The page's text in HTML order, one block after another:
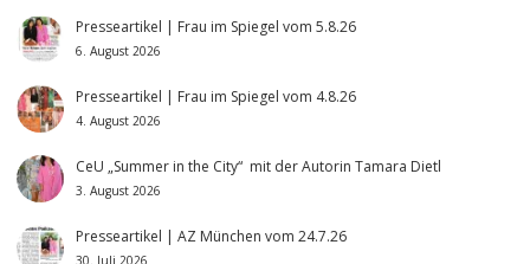
Presseartikel | Frau im Spiegel vom 5.8.26
6. August 2026
Presseartikel | Frau im Spiegel vom 4.8.26
4. August 2026
CeU „Summer in the City“ mit der Autorin Tamara Dietl
3. August 2026
Presseartikel | AZ München vom 24.7.26
30. Juli 2026